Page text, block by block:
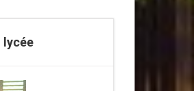
lycée